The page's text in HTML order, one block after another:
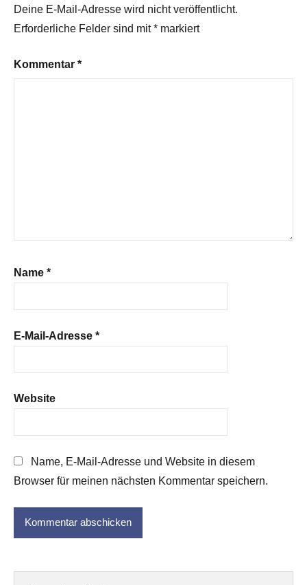
Deine E-Mail-Adresse wird nicht veröffentlicht.
Erforderliche Felder sind mit* markiert
Kommentar *
Name *
E-Mail-Adresse *
Website
Name, E-Mail-Adresse und Website in diesem
Browser für meinen nächsten Kommentar speichern.